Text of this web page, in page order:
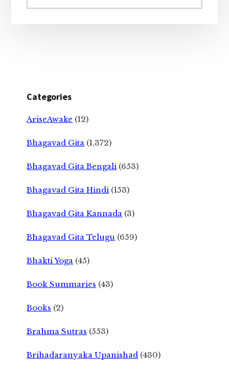
website
Categories
AriseAwake (12)
Bhagavad Gita (1,372)
Bhagavad Gita Bengali (653)
Bhagavad Gita Hindi (153)
Bhagavad Gita Kannada (3)
Bhagavad Gita Telugu (659)
Bhakti Yoga (45)
Book Summaries (43)
Books (2)
Brahma Sutras (553)
Brihadaranyaka Upanishad (430)